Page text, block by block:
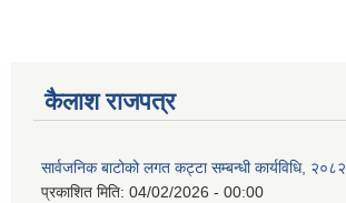
कैलाश राजपत्र
सार्वजनिक बाटोको लगत कट्टा सम्बन्धी कार्यविधि, २०८२
प्रकाशित मिति: 04/02/2026 - 00:00